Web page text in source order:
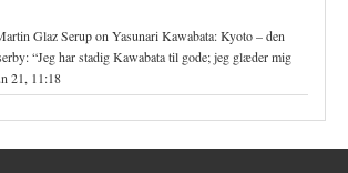
Glaz Serupon Yasunari Kawabata: Kyoto – den
: “Jeg har stadig Kawabata til gode; jeg glæder mig
21, 11:18